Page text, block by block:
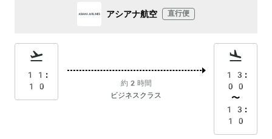
アシアナ航空 直行便
11:
10
約2時間
ビジネスクラス
13:
00
〜
13:
10